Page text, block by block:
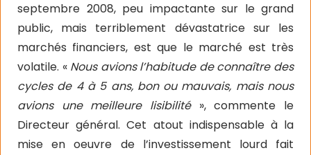
septembre 2008, peu impactante sur le grand
public, mais terriblement dévastatrice sur les
marchés financiers, est que le marché est très
volatile. «Nous avions l’habitude de connaître des
cycles de 4 à 5 ans, bon ou mauvais, mais nous
avions une meilleure lisibilité », commente le
Directeur général. Cet atout indispensable à la
mise en oeuvre de l’investissement lourd fait